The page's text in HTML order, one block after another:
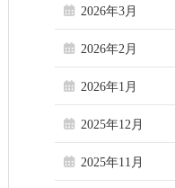
2026年3月
2026年2月
2026年1月
2025年12月
2025年11月